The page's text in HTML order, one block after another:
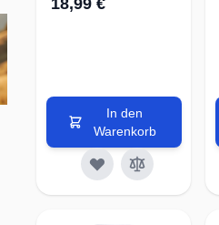
In den
Warenkorb